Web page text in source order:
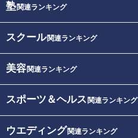
塾関連ランキング
スクール関連ランキング
美容関連ランキング
スポーツ＆ヘルス 関連ランキング
ウエディング関連ランキング